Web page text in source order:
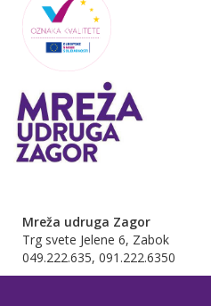
Mreža udruga Zagor
Trg svete Jelene 6, Zabok
049.222.635, 091.222.6350